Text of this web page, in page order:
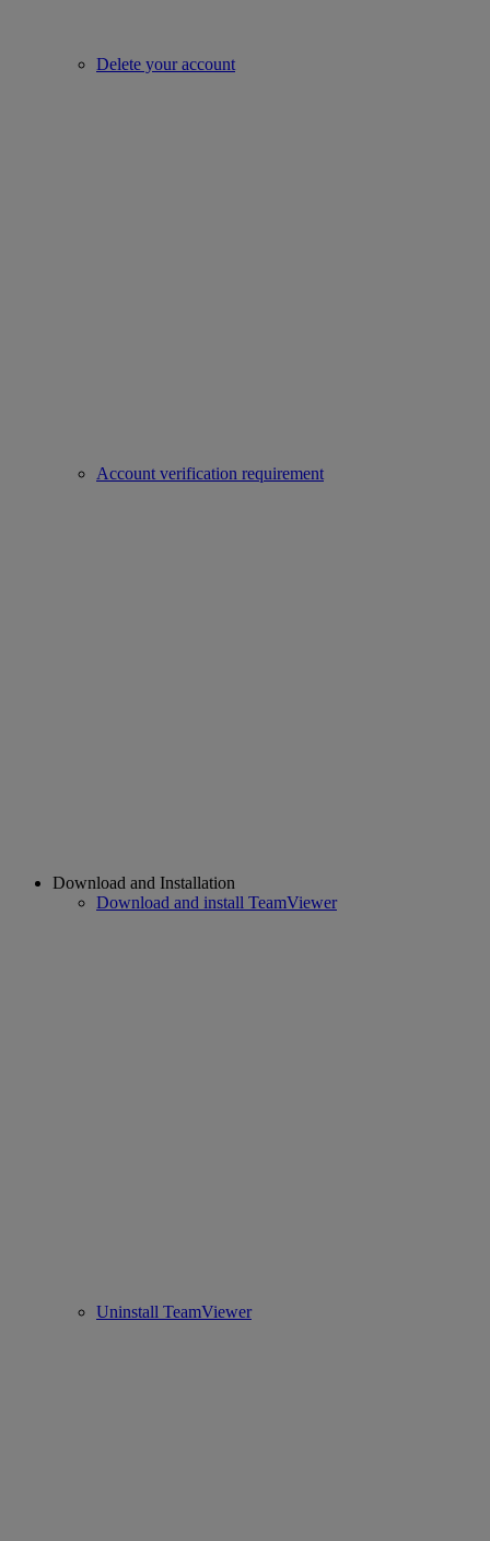
Delete your account
Account verification requirement
Download and Installation
Download and install TeamViewer
Uninstall TeamViewer